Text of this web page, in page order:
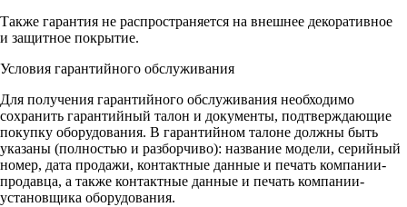
Также гарантия не распространяется на внешнее декоративное
и защитное покрытие.
Условия гарантийного обслуживания
Для получения гарантийного обслуживания необходимо
сохранить гарантийный талон и документы, подтверждающие
покупку оборудования. В гарантийном талоне должны быть
указаны (полностью и разборчиво): название модели, серийный
номер, дата продажи, контактные данные и печать компании-
продавца, а также контактные данные и печать компании-
установщика оборудования.